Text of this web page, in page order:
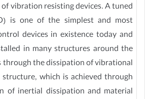
vibration resisting devices. A tuned
is one of the simplest and most
devices in existence today and
in many structures around the
through the dissipation of vibrational
which is achieved through
of inertial dissipation and material